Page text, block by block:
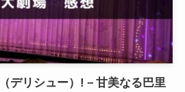
デリシュー）!－甘美なる巴里